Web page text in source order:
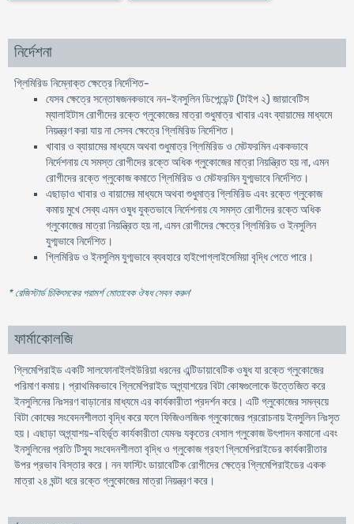
নির্দেশনা
গ্লিমিরিড নিম্নোক্ত ক্ষেত্রে নির্দেশিত-
যেসব ক্ষেত্রে সন্তোষজনকভাবে নন-ইনসুলিন ডিপেন্ডেন্ট (টাইপ ২) জায়াবেটিস
ম্যালাইটাস রোগীদের রক্তে গ্লুকোজের মাত্রা শুধুমাত্র খাবার এবং ব্যায়ামের মাধ্যমে
নিয়ন্ত্রণ করা যায় না সেসব ক্ষেত্রে গ্লিমিরিড নির্দেশিত।
খাবার ও ব্যায়ামের মাধ্যমে অথবা শুধুমাত্র গ্লিমিরিড ও মেটফরমিন এককভাবে
নির্দেশনায় যে সমস্ত রোগীদের রক্তে অধিক গ্লুকোজের মাত্রা নিয়ন্ত্রিত হয় না, এমন
রোগীদের রক্তে গ্লুকোজ কমাতে গ্লিমিরিড ও মেটফরমিন যুগ্মভাবে নির্দেশিত।
এছাড়াও খাবার ও বায়ামের মাধ্যমে অথবা শুধুমাত্র গ্লিমিরিড এবং রক্তে গ্লুকোজ
কমায় মুখে সেব্য এমন ওষুধ যুক্তভাবে নির্দেশনায় যে সমস্ত রোগীদের রক্তে অধিক
গ্লুকোজের মাত্রা নিয়ন্ত্রিত হয় না, এমন রোগীদের ক্ষেত্রে গ্লিমিরিড ও ইনসুলিন
যুগ্মভাবে নির্দেশিত।
গ্লিমিরিড ও ইনসুলিম যুগ্মভাবে ব্যবহারে হাইপোগ্লাইসেমিয়া বৃদ্ধি পেতে পারে।
* রেজিস্টার্ড চিকিৎসকের পরামর্শ মোতাবেক ঔষধ সেবন করুন'
ফার্মাকোলজি
গ্লিমেপিরাইড একটি সালফোনাইলইউরিয়া ধরনের এন্টিডায়াবেটিক ওষুধ যা রক্তে গ্লুকোজের
পরিমাণ কমায়। প্রাথমিকভাবে গ্লিমেপিরাইড অগ্ন্যাশয়ের বিটা কোষগুলোকে উত্তেজিত করে
ইনসুলিনের নিঃসরণ বাড়ানোর মাধ্যমে এর কার্যকারীতা প্রদর্শন করে। এটি গ্লুকোজের সমন্বয়ে
বিটা কোষের সংবেদনশীলতা বৃদ্ধি করে ফলে ফিজিওলজিক গ্লুকোজের প্ররোচনায় ইনসুলিন নিঃসৃত
হয়। এছাড়া অগ্ন্যাশয়-বহির্ভূত কার্যকারীতা যেমনঃ যকৃতের বেসাল গ্লুকোজ উৎপাদন কমানো এবং
ইনসুলিনের প্রতি টিস্যু সংবেদনশীলতা বৃদ্ধি ও গ্লুকোজ গ্রহণ গ্লিমেপিরাইডের কার্যকারীতার
উপর প্রভাব বিস্তার করে। নন ফাস্টিং ডায়াবেটিক রোগীদের ক্ষেত্রে গ্লিমেপিরাইডের একক
মাত্রা ২৪ ঘন্টা ধরে রক্তে গ্লুকোজের মাত্রা নিয়ন্ত্রণ করে।